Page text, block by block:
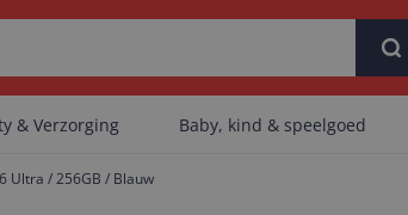
& Verzorging Baby, kind & speelgoed
Ultra / 256GB / Blauw